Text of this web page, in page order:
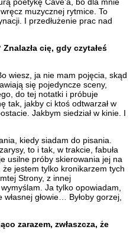
poetykę Cave’a, bo dla mnie
muzycznej rytmice. To
I przedłużenie prac nad
cię, gdy czytałeś
wiesz, ja nie mam pojęcia, skąd
się pojedyncze sceny,
do tej notatki i próbuje
tak, jakby ci ktoś odtwarzał w
Jakbym siedział w kinie. I
kiedy siadam do pisania.
to i tak, w trakcie, fabuła
usilne próby skierowania jej na
jestem tylko kronikarzem tych
Strony, z innej
Ja tylko opowiadam,
głowie… Byłoby gorzej,
zarazem, zwłaszcza, że